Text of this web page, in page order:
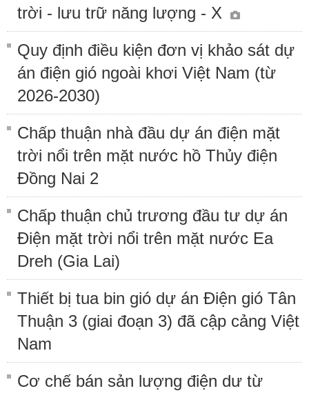
trời - lưu trữ năng lượng - X
Quy định điều kiện đơn vị khảo sát dự
án điện gió ngoài khơi Việt Nam (từ
2026-2030)
Chấp thuận nhà đầu dự án điện mặt
trời nổi trên mặt nước hồ Thủy điện
Đồng Nai 2
Chấp thuận chủ trương đầu tư dự án
Điện mặt trời nổi trên mặt nước Ea
Dreh (Gia Lai)
Thiết bị tua bin gió dự án Điện gió Tân
Thuận 3 (giai đoạn 3) đã cập cảng Việt
Nam
Cơ chế bán sản lượng điện dư từ